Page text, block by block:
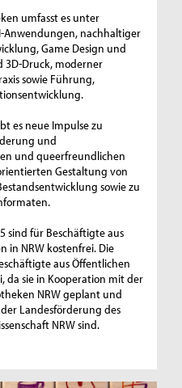
umfasst es unter
Anwendungen, nachhaltiger
Game Design und
3D-Druck, moderner
sowie Führung,
es neue Impulse zu
und
und queerfreundlichen
Gestaltung von
sowie zu
sind für Beschäftigte aus
in NRW kostenfrei. Die
aus Öffentlichen
da sie in Kooperation mit der
NRW geplant und
Landesförderung des
NRW sind.